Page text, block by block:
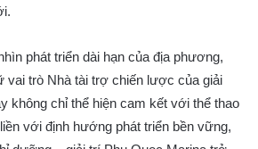
phát triển dài hạn của địa phương,
vai trò Nhà tài trợ chiến lược của giải
không chỉ thể hiện cam kết với thể thao
với định hướng phát triển bền vững,